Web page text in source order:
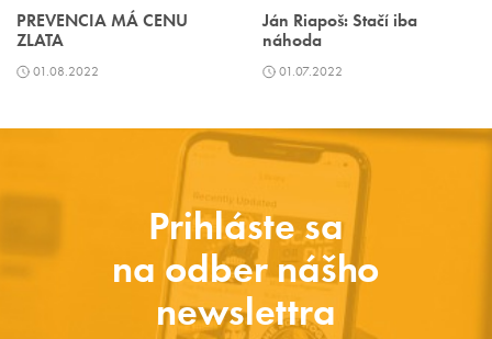
PREVENCIA MÁ CENU
ZLATA
01.08.2022
Ján Riapoš: Stačí iba
náhoda
01.07.2022
Prihláste sa
na odber nášho
newslettra